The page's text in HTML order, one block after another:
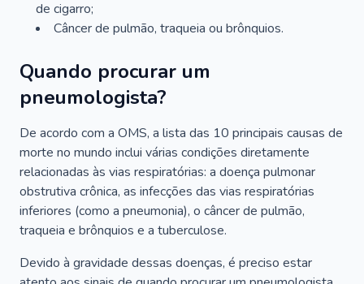
de cigarro;
Câncer de pulmão, traqueia ou brônquios.
Quando procurar um
pneumologista?
De acordo com a OMS, a lista das 10 principais causas de
morte no mundo inclui várias condições diretamente
relacionadas às vias respiratórias: a doença pulmonar
obstrutiva crônica, as infecções das vias respiratórias
inferiores (como a pneumonia), o câncer de pulmão,
traqueia e brônquios e a tuberculose.
Devido à gravidade dessas doenças, é preciso estar